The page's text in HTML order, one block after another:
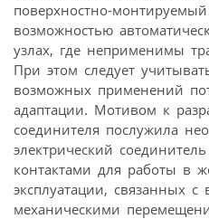
поверхностно-
возможностью
узлах, где неприменимы
При этом следует
возможных применений
адаптации. Мотивом к
соединителя послужила
электрический
контактами для работы в
эксплуатации, связанных
механическими